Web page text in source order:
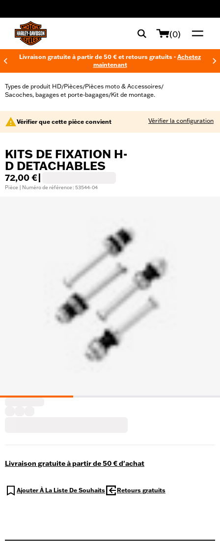
(0)
Livraison gratuite à partir de 50 € et retours gratuits - Achetez
maintenant
Types de produit HD/Pièces/Pièces moto & Accessoires/
Sacoches, bagages et porte-bagages/Kit de montage.
Vérifier que cette pièce convient Vérifier la configuration
KITS DE FIXATION H-
D DETACHABLES
72,00 €
Pièce | Numéro de référence : 53544-04
Livraison gratuite à partir de 50 € d'achat
Ajouter À La Liste De Souhaits Retours gratuits